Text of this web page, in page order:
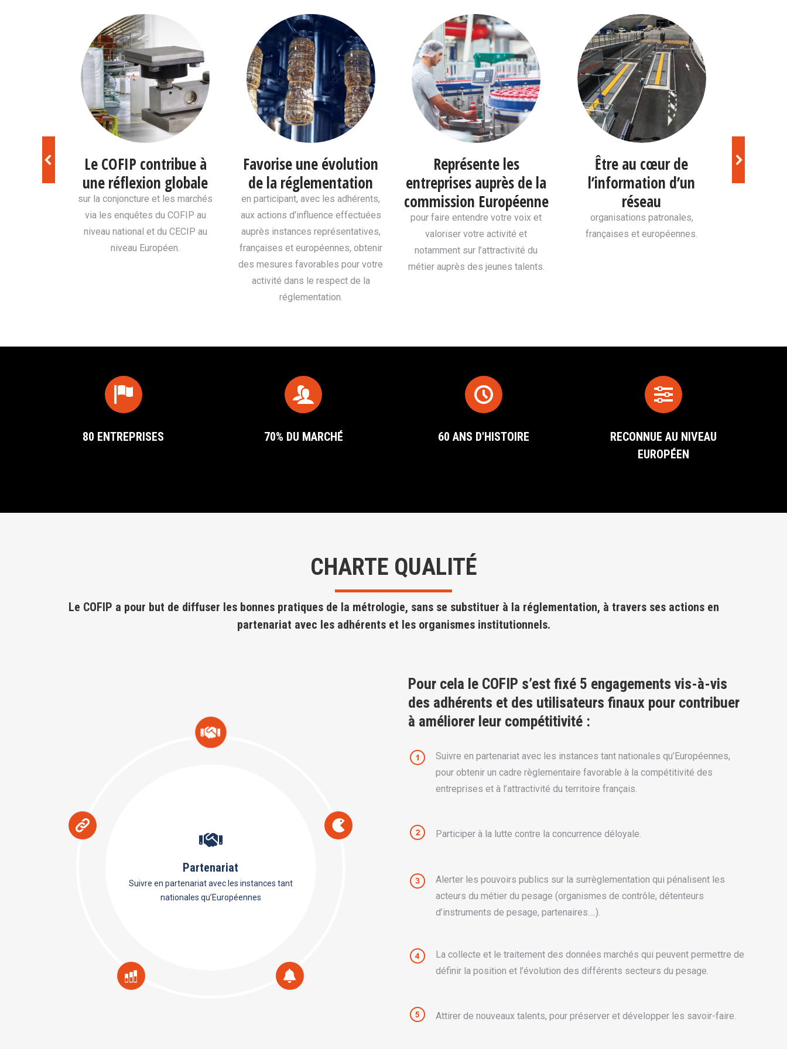
Le COFIP contribue à
une réflexion globale
sur la conjoncture et les marchés
via les enquêtes du COFIP au
niveau national et du CECIP au
niveau Européen.
Favorise une évolution
de la réglementation
en participant, avec les adhérents,
aux actions d’influence effectuées
auprès instances représentatives,
françaises et européennes, obtenir
des mesures favorables pour votre
activité dans le respect de la
réglementation.
Représente les
entreprises auprès de la
commission Européenne
pour faire entendre votre voix et
valoriser votre activité et
notamment sur l’attractivité du
métier auprès des jeunes talents.
Être au cœur de
l’information d’un
réseau
organisations patronales,
françaises et européennes.
80 ENTREPRISES 70% DU MARCHÉ 60 ANS D'HISTOIRE
RECONNUE AU NIVEAU
EUROPÉEN
CHARTE QUALITÉ
Le COFIP a pour but de diffuser les bonnes pratiques de la métrologie, sans se substituer à la réglementation, à travers ses actions en
partenariat avec les adhérents et les organismes institutionnels.
Partenariat
Suivre en partenariat avec les instances tant
nationales qu’Européennes
Pour cela le COFIP s’est fixé 5 engagements vis-à-vis
des adhérents et des utilisateurs finaux pour contribuer
à améliorer leur compétitivité :
Suivre en partenariat avec les instances tant nationales qu’Européennes,
pour obtenir un cadre règlementaire favorable à la compétitivité des
entreprises et à l’attractivité du territoire français.
Participer à la lutte contre la concurrence déloyale.
Alerter les pouvoirs publics sur la surrèglementation qui pénalisent les
acteurs du métier du pesage (organismes de contrôle, détenteurs
d’instruments de pesage, partenaires….).
La collecte et le traitement des données marchés qui peuvent permettre de
définir la position et l’évolution des différents secteurs du pesage.
Attirer de nouveaux talents, pour préserver et développer les savoir-faire.